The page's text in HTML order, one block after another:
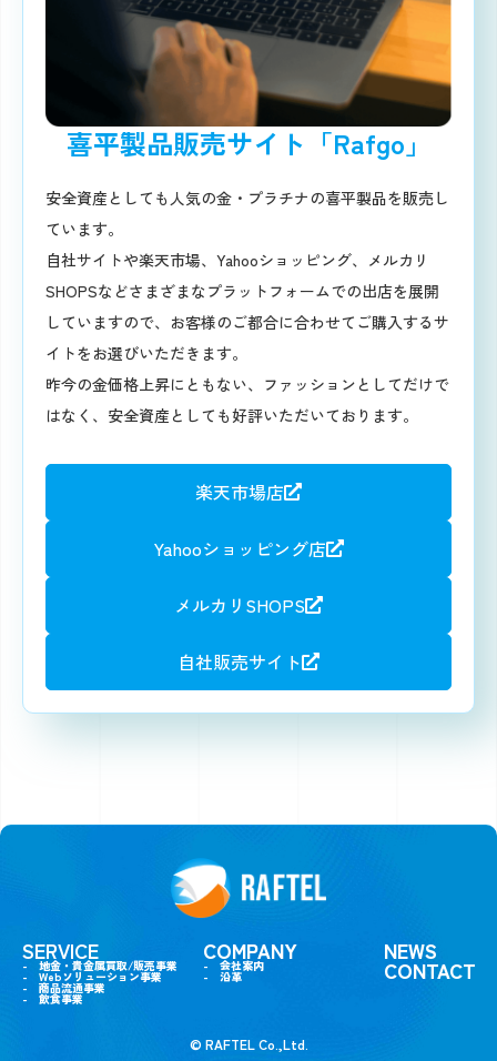
喜平製品販売サイト「Rafgo」
安全資産としても人気の金・プラチナの喜平製品を販売し
ています。
自社サイトや楽天市場、Yahooショッピング、メルカリ
SHOPSなどさまざまなプラットフォームでの出店を展開
していますので、お客様のご都合に合わせてご購入するサ
イトをお選びいただきます。
昨今の金価格上昇にともない、ファッションとしてだけで
はなく、安全資産としても好評いただいております。
楽天市場店
Yahooショッピング店
メルカリSHOPS
自社販売サイト
SERVICE
- 地金・貴金属買取/販売事業
- Webソリューション事業
- 商品流通事業
- 飲食事業
COMPANY
- 会社案内
- 沿革
NEWS
CONTACT
©︎ RAFTEL Co.,Ltd.